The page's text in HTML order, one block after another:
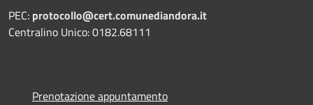
PEC: protocollo@cert.comunediandora.it
Centralino Unico: 0182.68111
Prenotazione appuntamento